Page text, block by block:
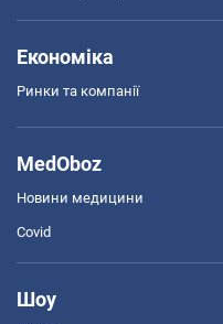
Економіка
Ринки та компанії
MedOboz
Новини медицини
Covid
Шоу